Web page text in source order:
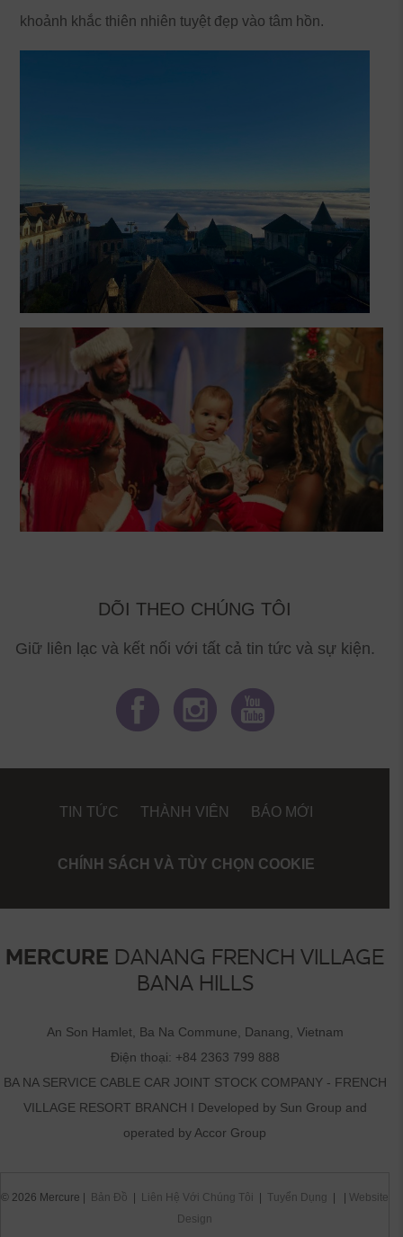
khoảnh khắc thiên nhiên tuyệt đẹp vào tâm hồn.
DÕI THEO CHÚNG TÔI
Giữ liên lạc và kết nối với tất cả tin tức và sự kiện.
TIN TỨC THÀNH VIÊN BÁO MỚI
CHÍNH SÁCH VÀ TÙY CHỌN COOKIE
MERCURE DANANG FRENCH VILLAGE
BANA HILLS
An Son Hamlet, Ba Na Commune, Danang, Vietnam
Điện thoại: +84 2363 799 888
BA NA SERVICE CABLE CAR JOINT STOCK COMPANY - FRENCH
VILLAGE RESORT BRANCH I Developed by Sun Group and
operated by Accor Group
© 2026 Mercure | Bản Đồ Liên Hệ Với Chúng Tôi Tuyển Dụng
Website
Design